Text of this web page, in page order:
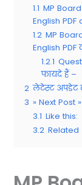
1.1 MP
English
1.2 MP
English
1.2.1
फायदे हैं –
2 लेटेस्ट अपडेट
3 » Next Post »
3.1 Like this:
3.2 Related